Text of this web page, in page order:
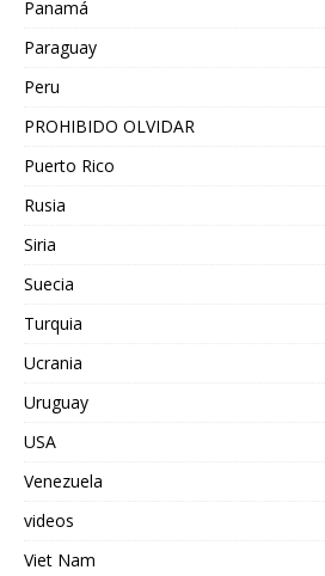
Panamá
Paraguay
Peru
PROHIBIDO OLVIDAR
Puerto Rico
Rusia
Siria
Suecia
Turquia
Ucrania
Uruguay
USA
Venezuela
videos
Viet Nam